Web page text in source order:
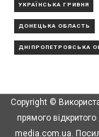
УКРАЇНСЬКА ГРИВНЯ
ДОНЕЦЬКА ОБЛАСТЬ
ДНІПРОПЕТРОВСЬКА
Copyright ©
прямого
media.com.ua.